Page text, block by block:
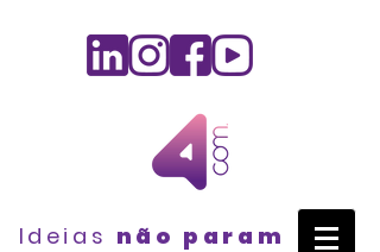
Ideias não param